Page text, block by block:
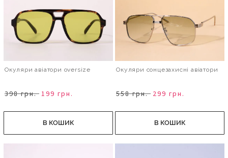
Окуляри авіатори oversize
398 грн. 199 грн.
В КОШИК
Окуляри сонцезахисні авіатори
558 грн. 299 грн.
В КОШИК